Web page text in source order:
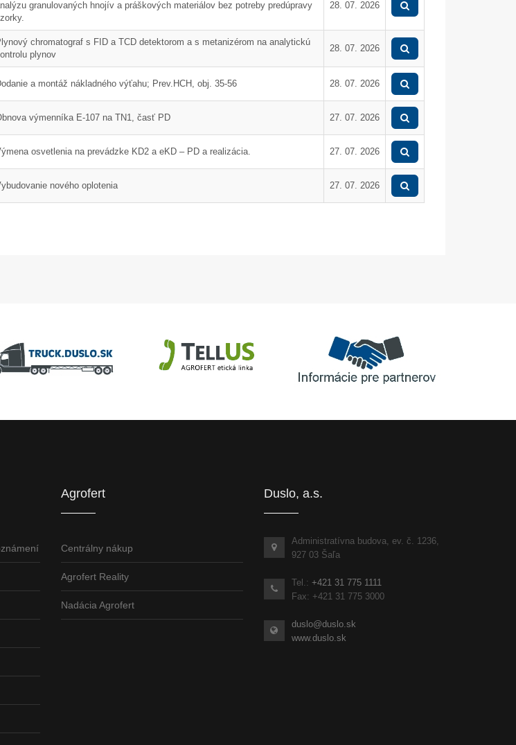
Zabezpečenie realizácie
rekonštrukcie prívodného
potrubia dymovodu do
tkaninového filtra A810
Nová EPS - II. etapa
Oprava podlahy vo
síranu amónneho
UGL a DAM, objekt
granulovaných hnojív a práškových materiálov bez potreby predúpravy
28. 07. 2026
chromatograf s FID a TCD detektorom a s metanizérom na analytickú
plynov
28. 07. 2026
a montáž nákladného výťahu; Prev.HCH, obj. 35-56 28. 07. 2026
výmenníka E-107 na TN1, časť PD 27. 07. 2026
osvetlenia na prevádzke KD2 a eKD – PD a realizácia. 27. 07. 2026
nového oplotenia 27. 07. 2026
Agrofert
Centrálny nákup
Agrofert Reality
Nadácia Agrofert
Duslo, a.s.
Administratívna budova, ev. č. 1236,
927 03 Šaľa
Tel.: +421 31 775 1111
Fax: +421 31 775 3000
duslo@duslo.sk
www.duslo.sk